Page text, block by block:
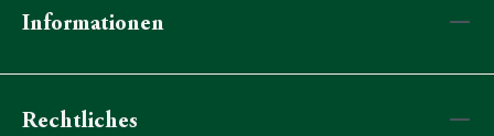
Informationen
Rechtliches